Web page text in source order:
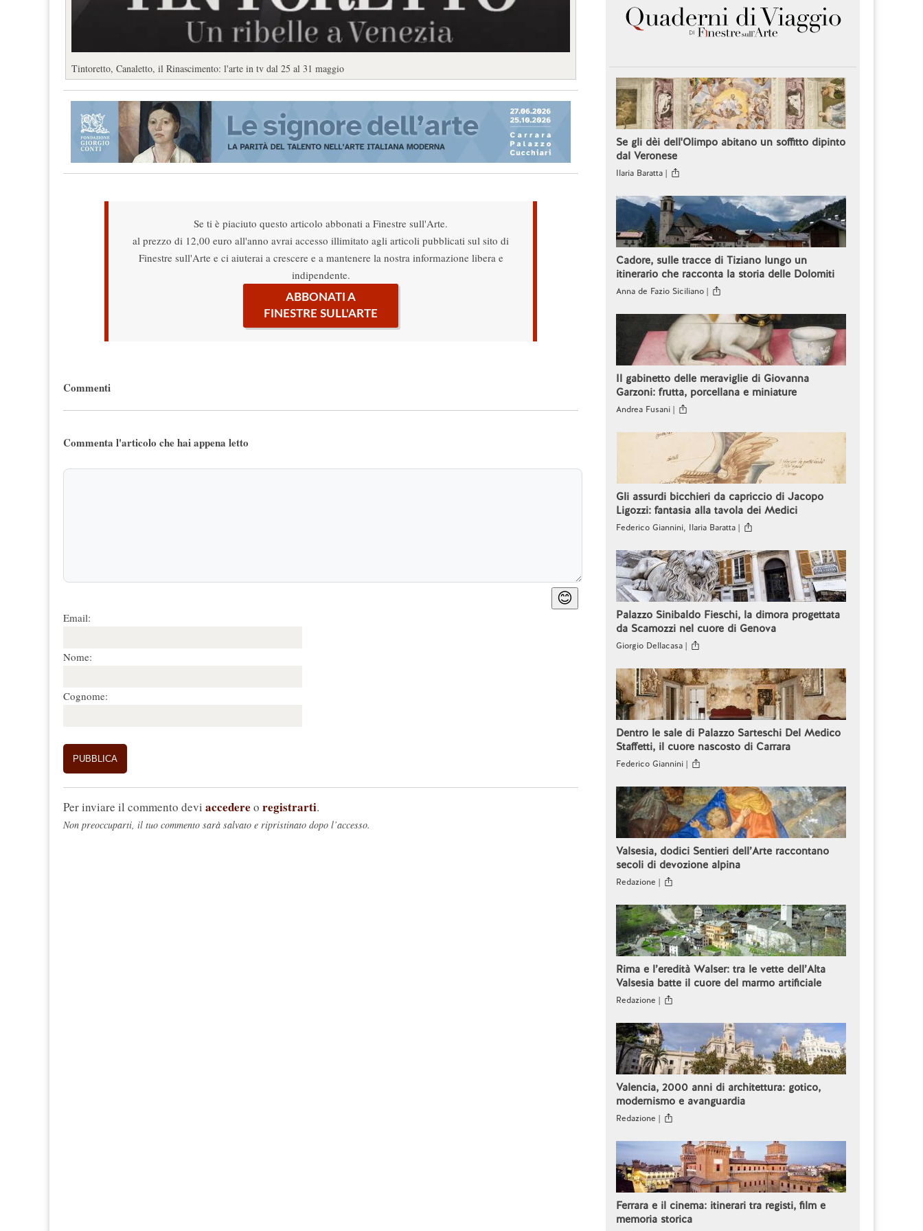
Tintoretto, Canaletto, il Rinascimento: l'arte in tv dal 25 al 31 maggio
Se ti è piaciuto questo articolo abbonati a Finestre sull'Arte.
al prezzo di 12,00 euro all'anno avrai accesso illimitato agli articoli pubblicati sul sito di
Finestre sull'Arte e ci aiuterai a crescere e a mantenere la nostra informazione libera e
indipendente.
ABBONATI A
FINESTRE SULL'ARTE
Commenti
Commenta l'articolo che hai appena letto
😊
Email:
Nome:
Cognome:
Per inviare il commento devi accedere o registrarti.
Non preoccuparti, il tuo commento sarà salvato e ripristinato dopo l’accesso.
Se gli dèi dell'Olimpo abitano un soffitto dipinto
dal Veronese
Ilaria Baratta |
Cadore, sulle tracce di Tiziano lungo un
itinerario che racconta la storia delle Dolomiti
Anna de Fazio Siciliano |
Il gabinetto delle meraviglie di Giovanna
Garzoni: frutta, porcellana e miniature
Andrea Fusani |
Gli assurdi bicchieri da capriccio di Jacopo
Ligozzi: fantasia alla tavola dei Medici
Federico Giannini, Ilaria Baratta |
Palazzo Sinibaldo Fieschi, la dimora progettata
da Scamozzi nel cuore di Genova
Giorgio Dellacasa |
Dentro le sale di Palazzo Sarteschi Del Medico
Staffetti, il cuore nascosto di Carrara
Federico Giannini |
Valsesia, dodici Sentieri dell’Arte raccontano
secoli di devozione alpina
Redazione |
Rima e l’eredità Walser: tra le vette dell’Alta
Valsesia batte il cuore del marmo artificiale
Redazione |
Valencia, 2000 anni di architettura: gotico,
modernismo e avanguardia
Redazione |
Ferrara e il cinema: itinerari tra registi, film e
memoria storica